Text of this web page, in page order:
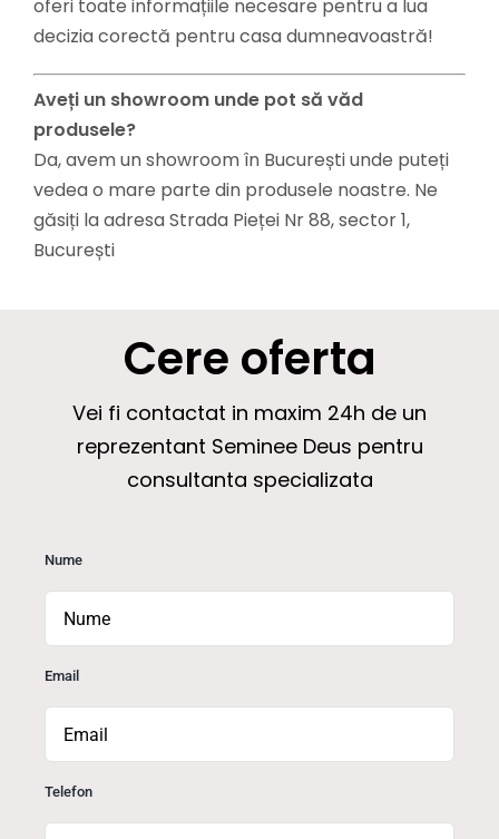
oferi toate informațiile necesare pentru a lua
decizia corectă pentru casa dumneavoastră!
Aveți un showroom unde pot să văd
produsele?
Da, avem un showroom în București unde puteți
vedea o mare parte din produsele noastre. Ne
găsiți la adresa Strada Pieței Nr 88, sector 1,
București
Cere oferta
Vei fi contactat in maxim 24h de un
reprezentant Seminee Deus pentru
consultanta specializata
Nume
Email
Telefon